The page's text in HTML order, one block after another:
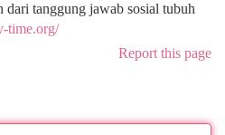
dari tanggung jawab sosial tubuh
time.org/
Report this page